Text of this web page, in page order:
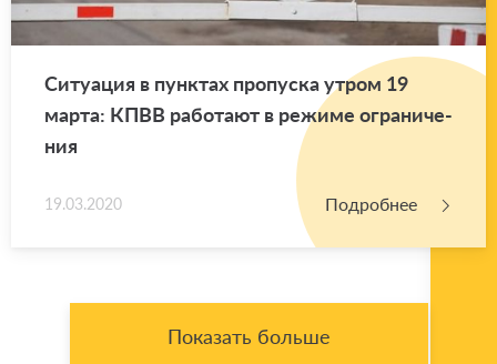
Си­ту­а­ция в пунк­тах про­пус­ка утром 19
марта: КПВВ ра­бо­та­ют в ре­жи­ме огра­ни­че­
ния
19.03.2020 Подробнее
Показать больше